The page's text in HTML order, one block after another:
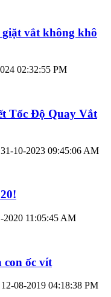
vắt không khô
02:32:55 PM
Tốc Độ Quay Vắt
31-10-2023 09:45:06 AM
2020 11:05:45 AM
con ốc vít
12-08-2019 04:18:38 PM